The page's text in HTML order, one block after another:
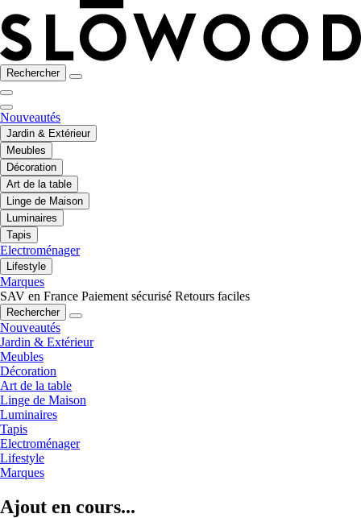
Rechercher
Nouveautés
Jardin & Extérieur
Meubles
Décoration
Art de la table
Linge de Maison
Luminaires
Tapis
Electroménager
Lifestyle
Marques
SAV en France Paiement sécurisé Retours faciles
Rechercher
Nouveautés
Jardin & Extérieur
Meubles
Décoration
Art de la table
Linge de Maison
Luminaires
Tapis
Electroménager
Lifestyle
Marques
Ajout en cours...